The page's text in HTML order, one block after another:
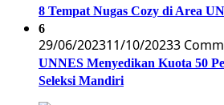
8 Tempat Nugas Cozy di Area
6
29/06/202311/10/20233
UNNES Menyedikan Kuota 50
Seleksi Mandiri